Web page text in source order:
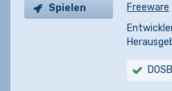
Spielen
Freeware